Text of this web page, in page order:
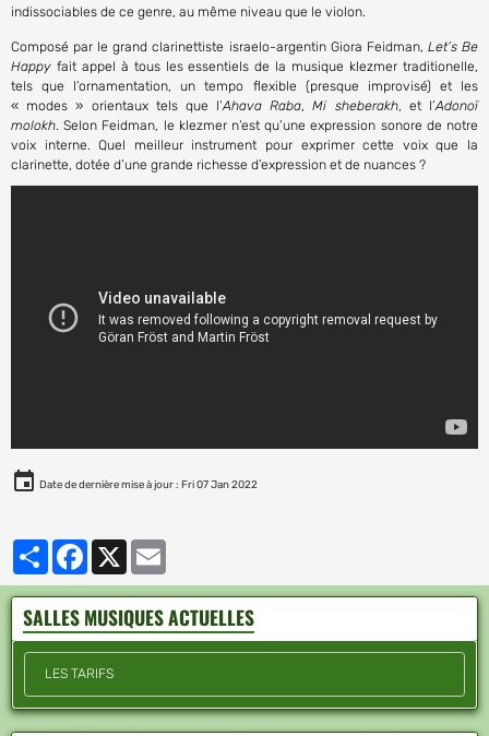
indissociables de ce genre, au même niveau que le violon.
Composé par le grand clarinettiste israelo-argentin Giora Feidman, Let’s Be
Happy fait appel à tous les essentiels de la musique klezmer traditionelle,
tels que l’ornamentation, un tempo flexible (presque improvisé) et les
« modes » orientaux tels que l’Ahava Raba,Mi sheberakh, et l’Adonoï
molokh. Selon Feidman, le klezmer n’est qu’une expression sonore de notre
voix interne. Quel meilleur instrument pour exprimer cette voix que la
clarinette, dotée d’une grande richesse d’expression et de nuances ?
Date de dernière mise à jour : Fri 07 Jan 2022
PartagerFacebook
X
SALLES MUSIQUES ACTUELLES
LES TARIFS